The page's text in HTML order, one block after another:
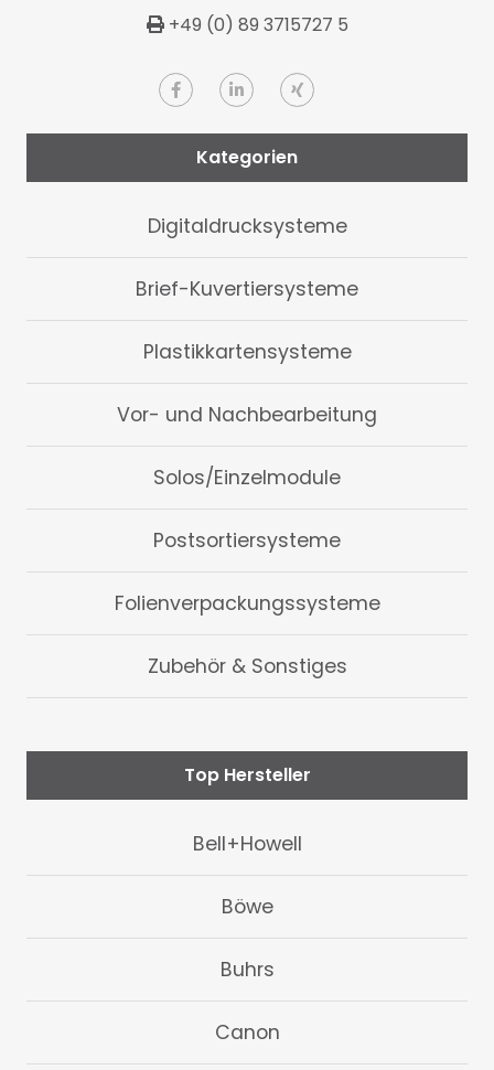
+49 (0) 89 3715727 5
Kategorien
Digitaldrucksysteme
Brief-Kuvertiersysteme
Plastikkartensysteme
Vor- und Nachbearbeitung
Solos/Einzelmodule
Postsortiersysteme
Folienverpackungssysteme
Zubehör & Sonstiges
Top Hersteller
Bell+Howell
Böwe
Buhrs
Canon